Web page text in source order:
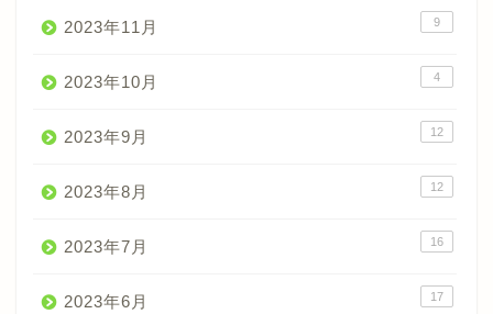
2023年11月 9
2023年10月 4
2023年9月 12
2023年8月 12
2023年7月 16
2023年6月 17